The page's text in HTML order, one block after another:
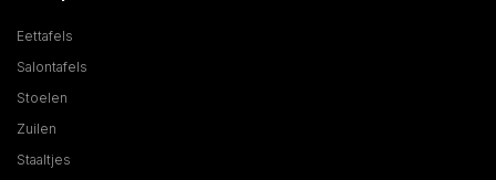
Eettafels
Salontafels
Stoelen
Zuilen
Staaltjes